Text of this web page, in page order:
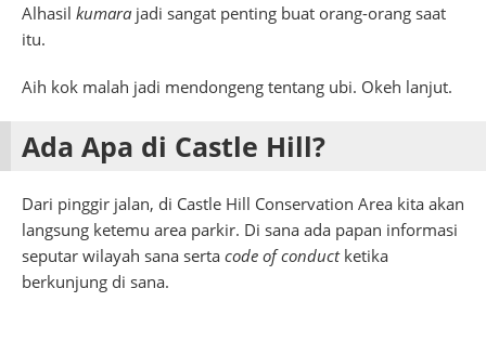
Alhasil kumara jadi sangat penting buat orang-orang saat
itu.
Aih kok malah jadi mendongeng tentang ubi. Okeh lanjut.
Ada Apa di Castle Hill?
Dari pinggir jalan, di Castle Hill Conservation Area kita akan
langsung ketemu area parkir. Di sana ada papan informasi
seputar wilayah sana serta code of conduct ketika
berkunjung di sana.